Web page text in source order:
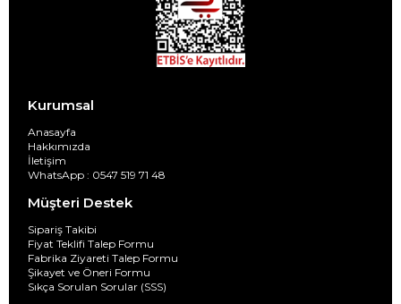
Kurumsal
Anasayfa
Hakkımızda
İletişim
WhatsApp : 0547 519 71 48
Müşteri Destek
Sipariş Takibi
Fiyat Teklifi Talep Formu
Fabrika Ziyareti Talep Formu
Şikayet ve Öneri Formu
Sıkça Sorulan Sorular (SSS)